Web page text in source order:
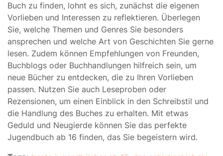
Buch zu finden, lohnt es sich, zunächst die eigenen
Vorlieben und Interessen zu reflektieren. Überlegen
Sie, welche Themen und Genres Sie besonders
ansprechen und welche Art von Geschichten Sie gerne
lesen. Zudem können Empfehlungen von Freunden,
Buchblogs oder Buchhandlungen hilfreich sein, um
neue Bücher zu entdecken, die zu Ihren Vorlieben
passen. Nutzen Sie auch Leseproben oder
Rezensionen, um einen Einblick in den Schreibstil und
die Handlung des Buches zu erhalten. Mit etwas
Geduld und Neugierde können Sie das perfekte
Jugendbuch ab 16 finden, das Sie begeistern wird.